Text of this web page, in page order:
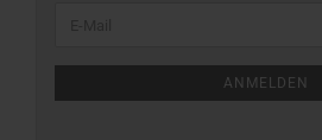
ANMELDEN